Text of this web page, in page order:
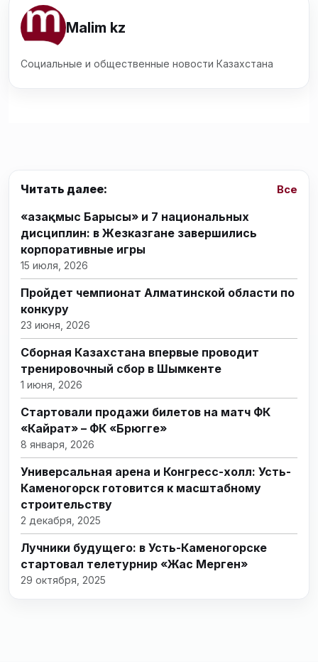
Malim kz
Социальные и общественные новости Казахстана
Читать далее: Все
«Қазақмыс Барысы» и 7 национальных
дисциплин: в Жезказгане завершились
корпоративные игры
15 июля, 2026
Пройдет чемпионат Алматинской области по
конкуру
23 июня, 2026
Сборная Казахстана впервые проводит
тренировочный сбор в Шымкенте
1 июня, 2026
Стартовали продажи билетов на матч ФК
«Кайрат» – ФК «Брюгге»
8 января, 2026
Универсальная арена и Конгресс-холл: Усть-
Каменогорск готовится к масштабному
строительству
2 декабря, 2025
Лучники будущего: в Усть-Каменогорске
стартовал телетурнир «Жас Мерген»
29 октября, 2025